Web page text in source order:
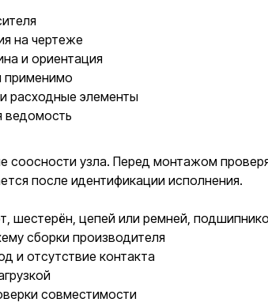
на чертеже
и ориентация
применимо
расходные элементы
ведомость
соосности узла. Перед монтажом
после идентификации исполнения.
шестерён, цепей или ремней,
сборки производителя
и отсутствие контакта
совместимости